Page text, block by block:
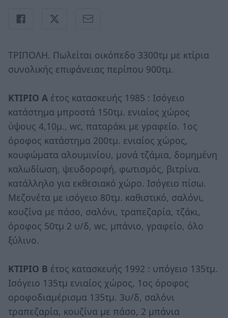
ΤΡΙΠΟΛΗ. Πωλείται οικόπεδο 3300τμ με κτίρια
συνολικής επιφάνειας περίπου 900τμ.
ΚΤΙΡΙΟ Α έτος κατασκευής 1985 : Ισόγειο
κατάστημα μπροστά 150τμ. ενιαίος χώρος
ύψους 4,10μ., wc, παταράκι με γραφείο. 1ος
όροφος κατάστημα 200τμ. ενιαίος χώρος,
κουφώματα αλουμινίου, μονά τζάμια, δομημένη
καλωδίωση, ψευδοροφή, φωτισμός, βιτρίνα.
κατάλληλο για εκθεσιακό χώρο. Ισόγειο πίσω.
Μεζονέτα με ισόγειο 80τμ. καθιστικό, σαλόνι,
κουζίνα με πάσο, σαλόνι, τραπεζαρία, τζάκι,
όροφος 50τμ 2 υ/δ, wc, μπάνιο, γραφείο, όλο
ξύλινο.
ΚΤΙΡΙΟ Β έτος κατασκευής 1992 : υπόγειο 135τμ.
Ισόγειο 135τμ ενιαίος χώρος, 1ος όροφος
οροφοδιαμέρισμα 135τμ. 3υ/δ, σαλόνι
τραπεζαρία, κουζίνα με πάσο, 2 μπάνια